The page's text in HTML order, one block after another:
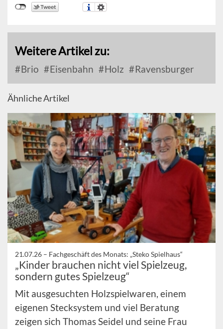
Weitere Artikel zu:
Brio Eisenbahn Holz Ravensburger
Ähnliche Artikel
21.07.26 – Fachgeschäft des Monats: „Steko Spielhaus“
„Kinder brauchen nicht viel Spielzeug,
sondern gutes Spielzeug“
Mit ausgesuchten Holzspielwaren, einem
eigenen Stecksystem und viel Beratung
zeigen sich Thomas Seidel und seine Frau